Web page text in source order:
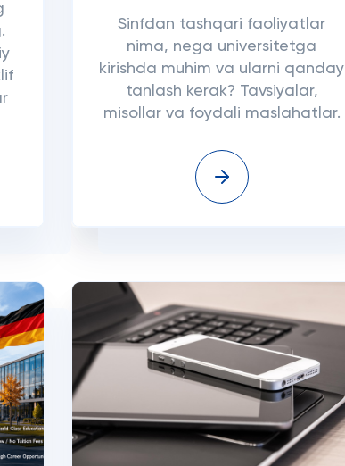
Sinfdan tashqari faoliyatlar
nima, nega universitetga
kirishda muhim va ularni qanday
tanlash kerak? Tavsiyalar,
misollar va foydali maslahatlar.